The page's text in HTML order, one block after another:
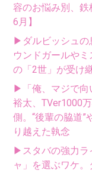
容のお悩み別、
6月】
▶ダルビッシュの
ウンドガールや
の「2世」が受け
▶「俺、マジで向
裕太、TVer1000
側。“後輩の脇道”
り越えた執念
▶スタバの強力ラ
ャ」を選ぶワケ